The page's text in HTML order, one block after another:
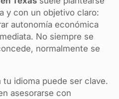
y con un objetivo claro:
autonomía económica
No siempre se
normalmente se
tu idioma puede ser clave.
asesorarse con